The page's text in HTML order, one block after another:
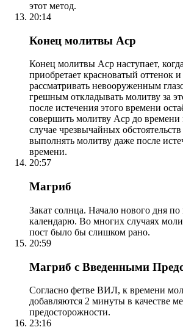
этот метод.
20:14
Конец молитвы Аср
Конец молитвы Аср наступает,
приобретает красноватый оттенок
рассматривать невооруженным
грешным откладывать молитву за
после истечения этого времени
совершить молитву Аср до
случае чрезвычайных обстоятельств
выполнять молитву даже после
времени.
20:57
Магриб
Закат солнца. Начало нового дня
календарю. Во многих случаях
пост было бы слишком рано.
20:59
Магриб с Введенными
Согласно фетве ВИЛ, к времени
добавляются 2 минуты в качестве
предосторожности.
23:16